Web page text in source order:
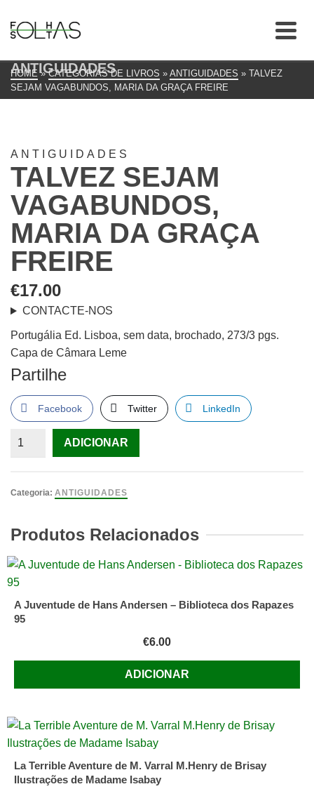
ANTIGUIDADES
HOME » CATEGORIAS DE LIVROS » ANTIGUIDADES » TALVEZ
SEJAM VAGABUNDOS, MARIA DA GRAÇA FREIRE
ANTIGUIDADES
TALVEZ SEJAM
VAGABUNDOS,
MARIA DA GRAÇA
FREIRE
€17.00
CONTACTE-NOS
Portugália Ed. Lisboa, sem data, brochado, 273/3 pgs.
Capa de Câmara Leme
Partilhe
Facebook Twitter LinkedIn
Quantidade
sejam
da
Graça
Freire
ADICIONAR
Categoria: ANTIGUIDADES
Produtos Relacionados
A Juventude de Hans Andersen – Biblioteca dos Rapazes
95
€6.00
ADICIONAR
La Terrible Aventure de M. Varral M.Henry de Brisay
Ilustrações de Madame Isabay